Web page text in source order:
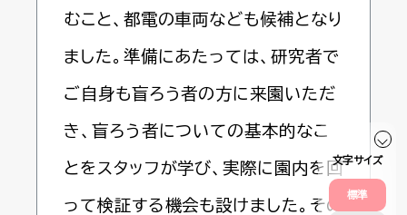
文字サイズ
標準
むこと、都電の車両なども候補となり
ました。準備にあたっては、研究者で
ご自身も盲ろう者の方に来園いただ
き、盲ろう者についての基本的なこ
とをスタッフが学び、実際に園内を回
って検証する機会も設けました。その